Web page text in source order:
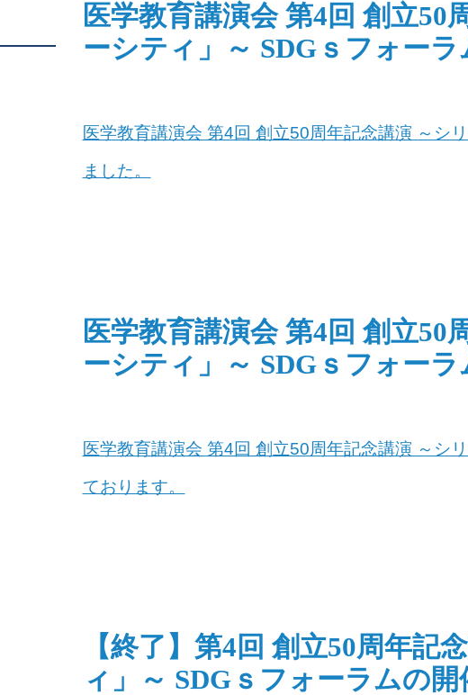
医学教育講演会 第4回 創立
ーシティ」～ SDGｓフォーラ
医学教育講演会 第4回 創立50周年記念講演 ～シ
ました。
医学教育講演会 第4回 創立
ーシティ」～ SDGｓフォーラ
医学教育講演会 第4回 創立50周年記念講演 ～シ
ております。
【終了】第4回 創立50周年記
ィ」～ SDGｓフォーラムの